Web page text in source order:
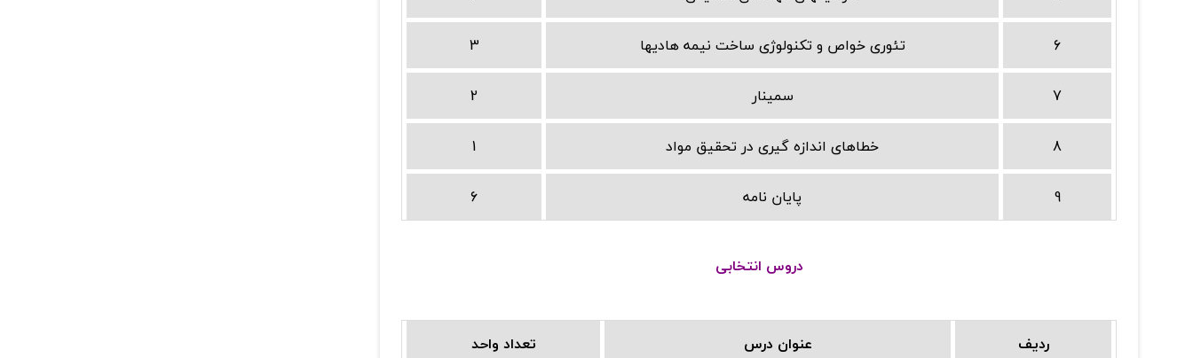
6 تئوری خواص و تکنولوژی ساخت نیمه هادیها 3
7 سمینار 2
8 خطاهای اندازه گیری در تحقیق مواد 1
9 پایان نامه 6
دروس انتخابی
ردیف عنوان درس تعداد واحد